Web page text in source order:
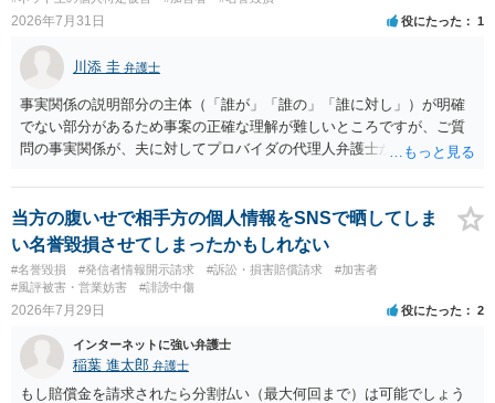
2026年7月31日 役にたった 1
川添 圭 弁護士
事実関係の説明部分の主体（「誰が」「誰の」「誰に対し」）が明確
でない部分があるため事案の正確な理解が難しいところですが、ご質
問の事実関係が、夫に対してプロバイダの代理人弁護士から発信者情
情報として夫の氏名と住所が開示され、開示請求者（の代理人弁護
士）が、夫に対して内容証明郵便を送ったり訴訟の提起がなされたり
する可能性があるように思われます。この場合は、開示請求者（とあ
る女性？）の代理人弁護士へ、実は投稿者があなたであるという内容
とともに、あなたから連絡することもあり得ます。 夫がクレーム電話
を入れた「相手方の法律事務所」というのがプロバイダの代理人の事
ですが、もし前者であれば、書類の再送要請にはあまり意味はなく、
一方、後者であるなら、夫を被告として提訴に至る可能性も考える必
要が出てきます。 あなたと夫との夫婦関係の状況（別居中なのか、夫
当方の腹いせで相手方の個人情報をSNSで晒してしま
い名誉毀損させてしまったかもしれない
#名誉毀損 #発信者情報開示請求 #訴訟・損害賠償請求
#加害者
#風評被害・営業妨害
#誹謗中傷
2026年7月29日 役にたった 2
インターネットに強い弁護士
稲葉 進太郎 弁護士
もし賠償金を請求されたら分割払い（最大何回まで）は可能でしょう